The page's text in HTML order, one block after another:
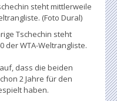
steht mittlerweile
(Foto Dural)
Tschechin steht
der WTA-Weltrangliste.
dass die beiden
2 Jahre für den
haben.